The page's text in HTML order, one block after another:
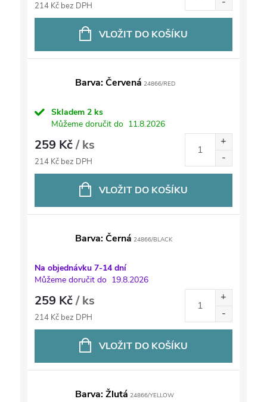
214 Kč bez DPH
VLOŽIT DO KOŠÍKU
Barva: Červená 24866/RED
Skladem 2 ks
Můžeme doručit do 11.8.2026
259 Kč/ ks
214 Kč bez DPH
VLOŽIT DO KOŠÍKU
Barva: Černá 24866/BLACK
Na objednávku 7-14 dní
Můžeme doručit do 19.8.2026
259 Kč/ ks
214 Kč bez DPH
VLOŽIT DO KOŠÍKU
Barva: Žlutá 24866/YELLOW